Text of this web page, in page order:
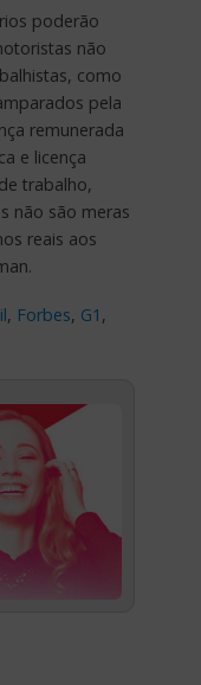
poderão
não
como
pela
remunerada
e licença
trabalho,
não são meras
reais aos
, Forbes, G1 ,